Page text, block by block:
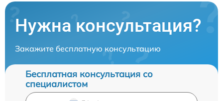
Нужна консультация?
Закажите бесплатную консультацию
Бесплатная консультация со
специалистом